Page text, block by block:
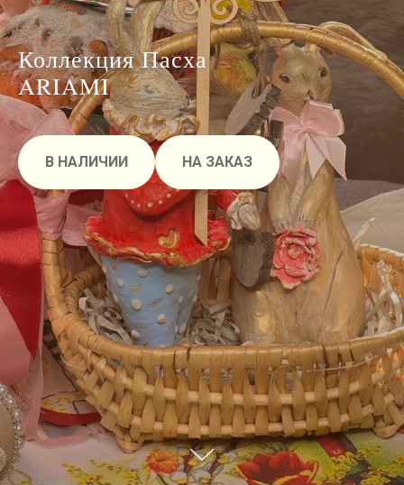
Коллекция Пасха
ARIAMI
В НАЛИЧИИ НА ЗАКАЗ